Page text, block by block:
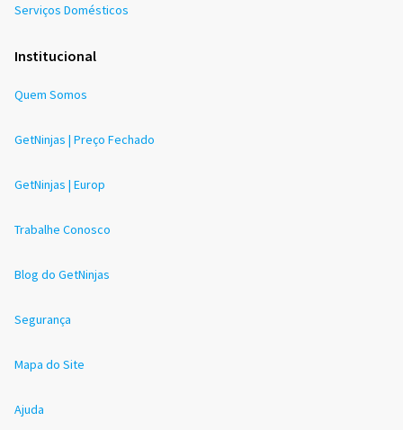
Serviços Domésticos
Institucional
Quem Somos
GetNinjas | Preço Fechado
GetNinjas | Europ
Trabalhe Conosco
Blog do GetNinjas
Segurança
Mapa do Site
Ajuda